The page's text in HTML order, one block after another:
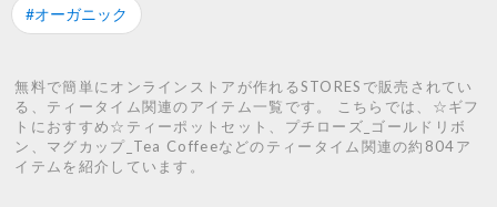
#オーガニック
無料で簡単にオンラインストアが作れるSTORESで販売されてい
る、ティータイム関連のアイテム一覧です。 こちらでは、☆ギフ
トにおすすめ☆ティーポットセット、プチローズ_ゴールドリボ
ン、マグカップ_Tea Coffeeなどのティータイム関連の約804ア
イテムを紹介しています。